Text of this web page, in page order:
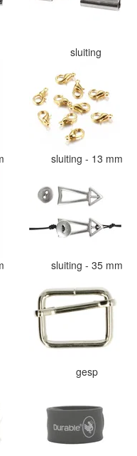
sluiting
sluiting - 13 mm
sluiting - 35 mm
gesp